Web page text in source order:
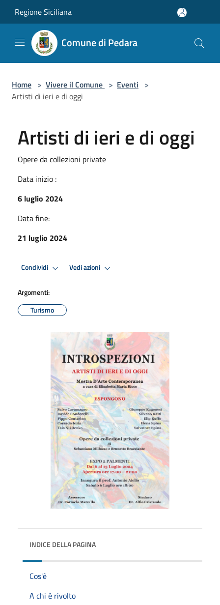
Regione Siciliana
Comune di Pedara
Home > Vivere il Comune > Eventi >
Artisti di ieri e di oggi
Artisti di ieri e di oggi
Opere da collezioni private
Data inizio :
6 luglio 2024
Data fine:
21 luglio 2024
Condividi Vedi azioni
Argomenti:
Turismo
INDICE DELLA PAGINA
Cos'è
A chi è rivolto